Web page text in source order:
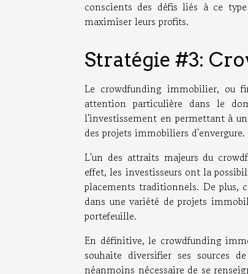
conscients des défis liés à ce
maximiser leurs profits.
Stratégie #3:
Le crowdfunding immobilier, ou
attention particulière dans le
l'investissement en permettant à
des projets immobiliers d'envergure.
L'un des attraits majeurs du
effet, les investisseurs ont la
placements traditionnels. De plus,
dans une variété de projets
portefeuille.
En définitive, le crowdfunding
souhaite diversifier ses sources
néanmoins nécessaire de se